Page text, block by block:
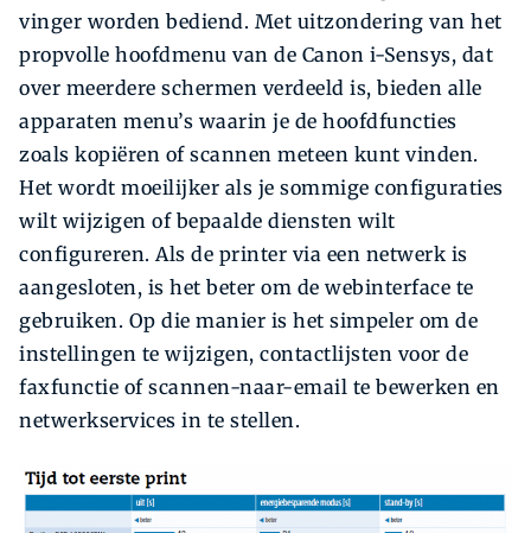
vinger worden bediend. Met uitzondering van het
propvolle hoofdmenu van de Canon i-Sensys, dat
over meerdere schermen verdeeld is, bieden alle
apparaten menu’s waarin je de hoofdfuncties
zoals kopiëren of scannen meteen kunt vinden.
Het wordt moeilijker als je sommige configuraties
wilt wijzigen of bepaalde diensten wilt
configureren. Als de printer via een netwerk is
aangesloten, is het beter om de webinterface te
gebruiken. Op die manier is het simpeler om de
instellingen te wijzigen, contactlijsten voor de
faxfunctie of scannen-naar-email te bewerken en
netwerkservices in te stellen.